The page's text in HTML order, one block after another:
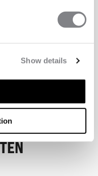
Show details